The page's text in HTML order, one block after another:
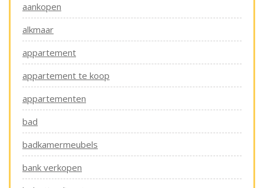
aankopen
alkmaar
appartement
appartement te koop
appartementen
bad
badkamermeubels
bank verkopen